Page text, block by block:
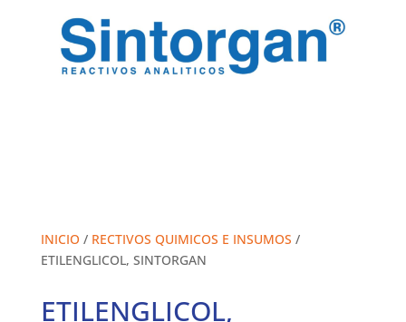
INICIO / RECTIVOS QUIMICOS E INSUMOS /
ETILENGLICOL, SINTORGAN
ETILENGLICOL,